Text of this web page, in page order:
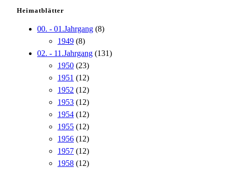
Heimatblätter
00. - 01.Jahrgang (8)
1949 (8)
02. - 11.Jahrgang (131)
1950 (23)
1951 (12)
1952 (12)
1953 (12)
1954 (12)
1955 (12)
1956 (12)
1957 (12)
1958 (12)